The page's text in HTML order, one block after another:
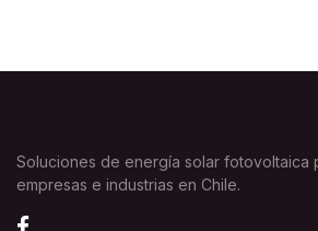
Soluciones de energía solar fotovoltaica
empresas e industrias en Chile.